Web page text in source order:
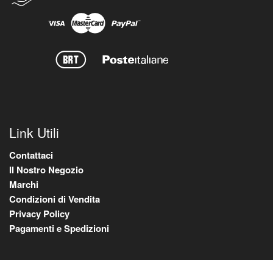
Link Utili
Contattaci
Il Nostro Negozio
Marchi
Condizioni di Vendita
Privacy Policy
Pagamenti e Spedizioni